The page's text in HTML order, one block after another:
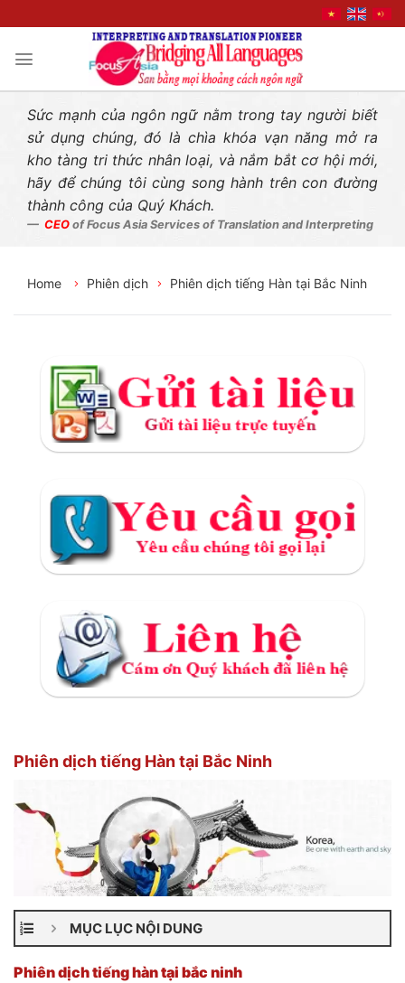
Sức mạnh của ngôn ngữ nằm trong tay người biết
sử dụng chúng, đó là chìa khóa vạn năng mở ra
kho tàng tri thức nhân loại, và nắm bắt cơ hội mới,
hãy để chúng tôi cùng song hành trên con đường
thành công của Quý Khách.
CEO of Focus Asia Services of Translation and Interpreting
Home Phiên dịch Phiên dịch tiếng Hàn tại Bắc Ninh
Phiên dịch tiếng Hàn tại Bắc Ninh
MỤC LỤC NỘI DUNG
Phiên dịch tiếng hàn tại bắc ninh